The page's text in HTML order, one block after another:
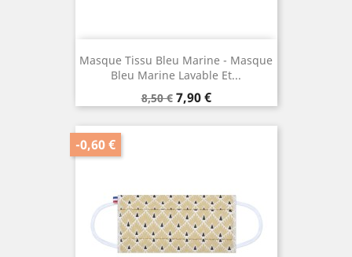
Masque Tissu Bleu Marine - Masque
Bleu Marine Lavable Et...
Prix
de
base
8,50 € Prix
7,90 €
-0,60 €